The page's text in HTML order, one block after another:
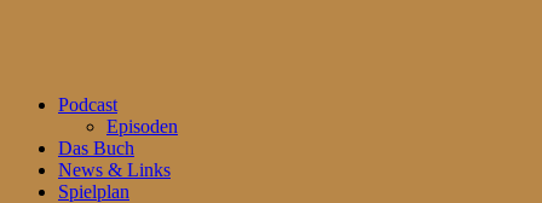
Podcast
Episoden
Das Buch
News & Links
Spielplan